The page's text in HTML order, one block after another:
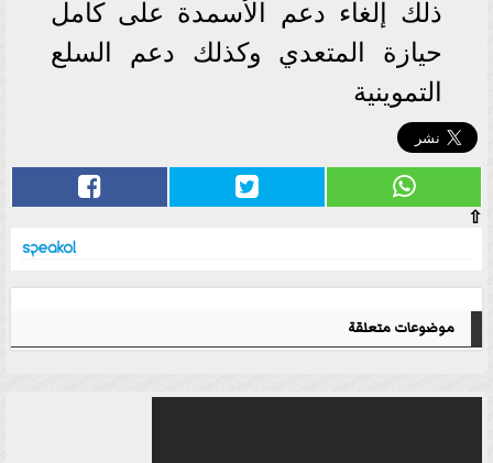
ذلك إلغاء دعم الأسمدة على كامل
حيازة المتعدي وكذلك دعم السلع
التموينية
⇧
موضوعات متعلقة